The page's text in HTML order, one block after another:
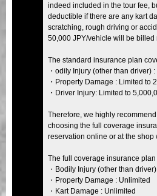
indeed included in the tour fee,
deductible if there are any kart
scratching, rough driving or
50,000 JPY/vehicle will be billed
The standard insurance plan
・odily Injury (other than driver)
・Property Damage : Limited to
・Driver Injury: Limited to
Therefore, we highly
choosing the full coverage
reservation online or at the shop
The full coverage insurance plan
・Bodily Injury (other than
・Property Damage : Unlimited
・Kart Damage : Unlimited